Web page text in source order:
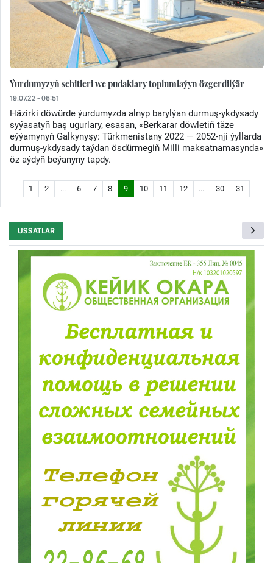
Ýurdumyzyň sebitleri we pudaklary toplumlaýyn özgerdilýär
19.07.22 - 06:51
Häzirki döwürde ýurdumyzda alnyp barylýan durmuş-ykdysady
syýasatyň baş ugurlary, esasan, «Berkarar döwletiň täze
eýýamynyň Galkynyşy: Türkmenistany 2022 — 2052-nji ýyllarda
durmuş-ykdysady taýdan ösdürmegiň Milli maksatnamasynda»
öz aýdyň beýanyny tapdy.
1 2 ... 6 7 8 9 10 11 12 ... 30 31
USSATLAR